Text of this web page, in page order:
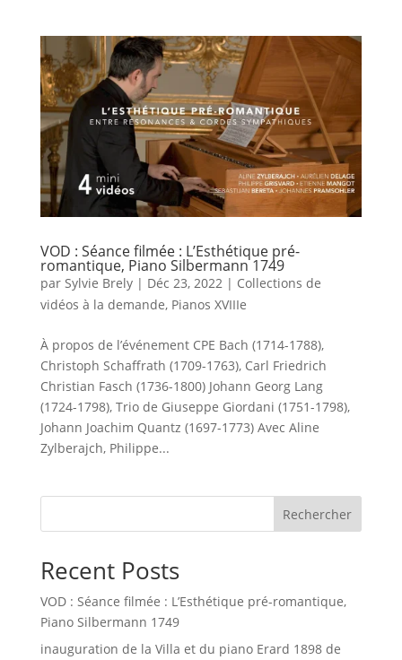
VOD : Séance filmée : L’Esthétique pré-
romantique, Piano Silbermann 1749
par Sylvie Brely| Déc 23, 2022| Collections de
vidéos à la demande, Pianos XVIIIe
À propos de l’événement CPE Bach (1714-1788),
Christoph Schaffrath (1709-1763), Carl Friedrich
Christian Fasch (1736-1800) Johann Georg Lang
(1724-1798), Trio de Giuseppe Giordani (1751-1798),
Johann Joachim Quantz (1697-1773) Avec Aline
Zylberajch, Philippe...
Rechercher
Recent Posts
VOD : Séance filmée : L’Esthétique pré-romantique,
Piano Silbermann 1749
inauguration de la Villa et du piano Erard 1898 de